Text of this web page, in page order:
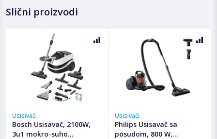
Slični proizvodi
Usisivači
Bosch Usisavač, 2100W,
3u1 mokro-suho
Usisivači
Philips Usisavač sa
posudom, 800 W,